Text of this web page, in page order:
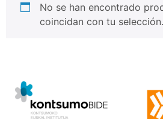
No se han encontrado
coincidan con tu selección.